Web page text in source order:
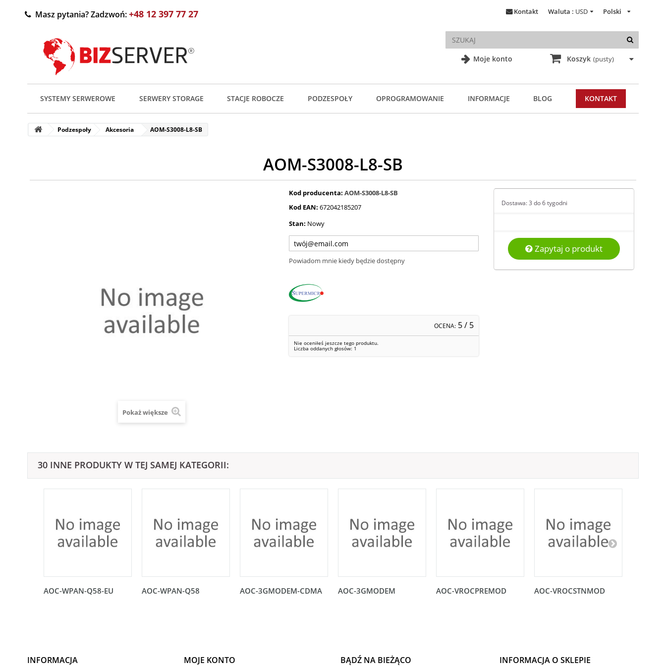
Moje konto
Polski
Waluta : USD
Kontakt
Masz pytania? Zadzwoń:+48 12 397 77 27
Koszyk (pusty)
SYSTEMY SERWEROWE SERWERY STORAGE STACJE ROBOCZE PODZESPOŁY OPROGRAMOWANIE INFORMACJE BLOG KONTAKT
Podzespoły Akcesoria AOM-S3008-L8-SB
AOM-S3008-L8-SB
Pokaż większe
Kod producenta: AOM-S3008-L8-SB
Kod EAN: 672042185207
Stan: Nowy
Powiadom mnie kiedy będzie dostępny
OCENA: 5/ 5
Nie oceniłeś jeszcze tego produktu.
Liczba oddanych głosów: 1
Dostawa: 3 do 6 tygodni
Zapytaj o produkt
30 INNE PRODUKTY W TEJ SAMEJ KATEGORII:
AOC-WPAN-Q58-EU AOC-WPAN-Q58 AOC-3GMODEM-CDMA AOC-3GMODEM AOC-VROCPREMOD AOC-VROCSTNMOD
INFORMACJA MOJE KONTO BĄDŹ NA BIEŻĄCO INFORMACJA O SKLEPIE